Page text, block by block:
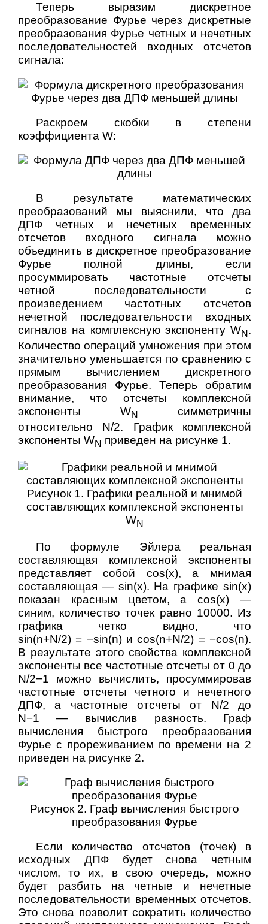
Теперь выразим дискретное
преобразование Фурье через дискретные
преобразования Фурье четных и нечетных
последовательностей входных отсчетов
сигнала:
Раскроем скобки в степени
коэффициента W:
В результате математических
преобразований мы выяснили, что два
ДПФ четных и нечетных временных
отсчетов входного сигнала можно
объединить в дискретное преобразование
Фурье полной длины, если
просуммировать частотные отсчеты
четной последовательности с
произведением частотных отсчетов
нечетной последовательности входных
сигналов на комплексную экспоненту WN .
Количество операций умножения при этом
значительно уменьшается по сравнению с
прямым вычислением дискретного
преобразования Фурье. Теперь обратим
внимание, что отсчеты комплексной
экспоненты WN
симметричны
относительно N/2. График комплексной
экспоненты WN приведен на рисунке 1.
Рисунок 1. Графики реальной и мнимой
составляющих комплексной экспоненты
WN
По формуле Эйлера реальная
составляющая комплексной экспоненты
представляет собой cos(x), а мнимая
составляющая — sin(x). На графике sin(x)
показан красным цветом, а cos(x) —
синим, количество точек равно 10000. Из
графика четко видно, что
sin(n+N/2) = −sin(n)иcos(n+N/2) = −cos(n).
В результате этого свойства комплексной
экспоненты все частотные отсчеты от 0 до
N/2−1 можно вычислить, просуммировав
частотные отсчеты четного и нечетного
ДПФ, а частотные отсчеты от N/2 до
N−1 — вычислив разность. Граф
вычисления быстрого преобразования
Фурье с прореживанием по времени на 2
приведен на рисунке 2.
Рисунок 2. Граф вычисления быстрого
преобразования Фурье
Если количество отсчетов (точек) в
исходных ДПФ будет снова четным
числом, то их, в свою очередь, можно
будет разбить на четные и нечетные
последовательности временных отсчетов.
Это снова позволит сократить количество